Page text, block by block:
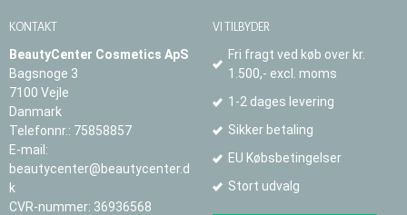
KONTAKT
BeautyCenter Cosmetics ApS
Bagsnoge 3
7100 Vejle
Danmark
Telefonnr.: 75858857
E-mail :
beautycenter@beautycenter.d
k
CVR-nummer: 36936568
VI TILBYDER
Fri fragt ved køb over kr.
1.500,- excl. moms
1-2 dages levering
Sikker betaling
EU Købsbetingelser
Stort udvalg